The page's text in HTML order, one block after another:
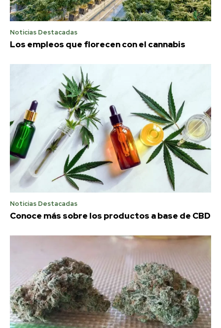
Noticias Destacadas
Los empleos que florecen con el cannabis
Noticias Destacadas
Conoce más sobre los productos a base de CBD